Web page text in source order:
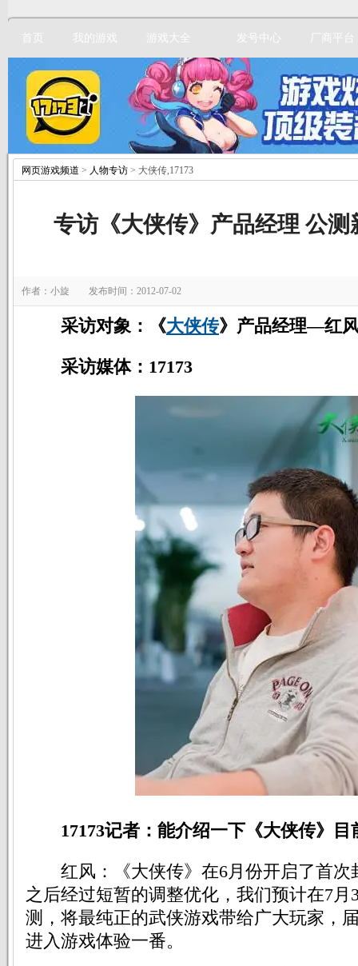
首页 我的游戏 游戏大全 发号中心 厂商平台
网页游戏频道 > 人物专访 > 大侠传,17173
专访《大侠传》产品经理 公测
作者：小旋 发布时间：2012-07-02
采访对象：《大侠传》产品经理—红
采访媒体：17173
17173记者：能介绍一下《大侠传》
红风：《大侠传》在6月份开启了首次
之后经过短暂的调整优化，我们预计在7月
测，将最纯正的武侠游戏带给广大玩家，
进入游戏体验一番。
立即注册